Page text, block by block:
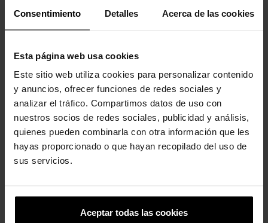
Consentimiento Detalles Acerca de las cookies
Esta página web usa cookies
Este sitio web utiliza cookies para personalizar contenido
y anuncios, ofrecer funciones de redes sociales y
analizar el tráfico. Compartimos datos de uso con
nuestros socios de redes sociales, publicidad y análisis,
quienes pueden combinarla con otra información que les
hayas proporcionado o que hayan recopilado del uso de
sus servicios.
Aceptar todas las cookies
Borboleta colorida Letra dorada A
4 outros produtos na mesma